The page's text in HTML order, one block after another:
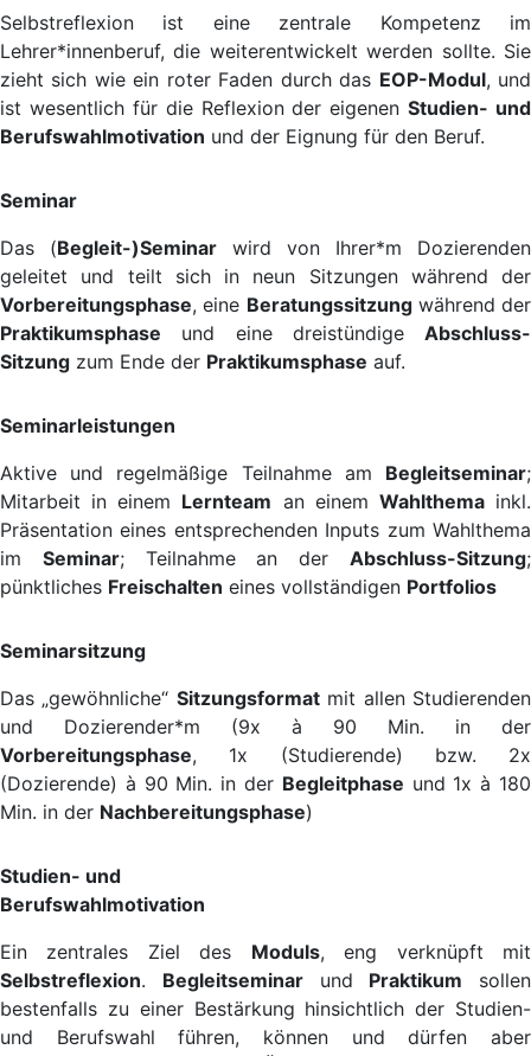
Selbstreflexion ist eine zentrale Kompetenz im
Lehrer*innenberuf, die weiterentwickelt werden sollte. Sie
zieht sich wie ein roter Faden durch das EOP-Modul, und
ist wesentlich für die Reflexion der eigenenStudien- und
Berufswahlmotivation und der Eignung für den Beruf.
Seminar
Das (Begleit-)Seminar wird von Ihrer*m Dozierenden
geleitet und teilt sich in neun Sitzungen während der
Vorbereitungsphase, eine Beratungssitzungwährend der
Praktikumsphase und eine dreistündige Abschluss-
Sitzung zum Ende der Praktikumsphase auf.
Seminarleistungen
Aktive und regelmäßige Teilnahme am Begleitseminar;
Mitarbeit in einem Lernteam an einem Wahlthemainkl.
Präsentation eines entsprechenden Inputs zum Wahlthema
im Seminar; Teilnahme an derAbschluss-Sitzung;
pünktliches Freischalten eines vollständigen Portfolios
Seminarsitzung
Das „gewöhnliche“ Sitzungsformatmit allen Studierenden
und Dozierender*m (9x à 90 Min. in der
Vorbereitungsphase, 1x (Studierende) bzw. 2x
(Dozierende) à 90 Min. in der Begleitphase und 1x à 180
Min. in der Nachbereitungsphase)
Studien- und
Berufswahlmotivation
Ein zentrales Ziel des Moduls, eng verknüpft mit
Selbstreflexion. Begleitseminarund Praktikum sollen
bestenfalls zu einer Bestärkung hinsichtlich der Studien-
und Berufswahl führen, können und dürfen aber